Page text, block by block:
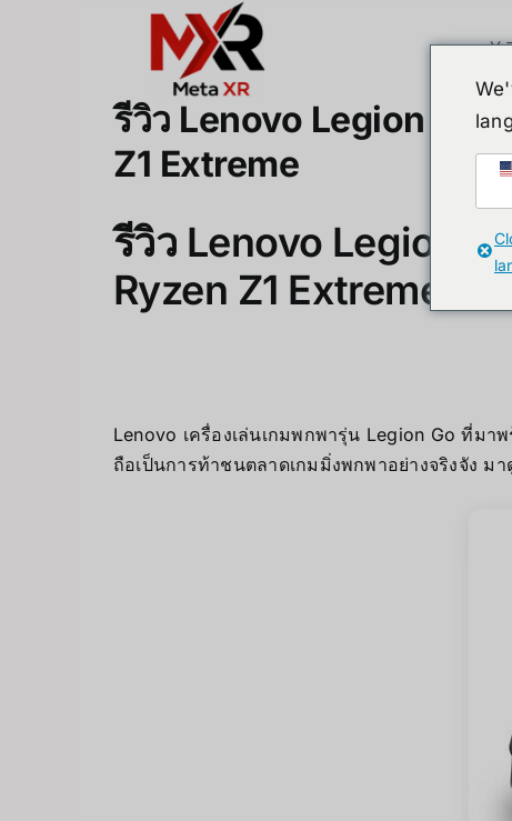
首
รีวิว Lenovo Legion Go
Z1 Extreme
รีวิว Lenovo Legion
Ryzen Z1 Extreme
Lenovo เครื่องเล่นเกมพกพารุ่น Legion Go ที่ม
ถือเป็นการท้าชนตลาดเกมมิ่งพกพาอย่างจริงจัง ม